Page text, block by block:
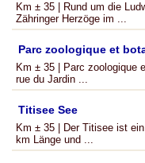
Km ± 35 | Rund um die
Zähringer Herzöge im ...
Parc zoologique et
Km ± 35 | Parc zoologique
rue du Jardin ...
Titisee See
Km ± 35 | Der Titisee ist
km Länge und ...